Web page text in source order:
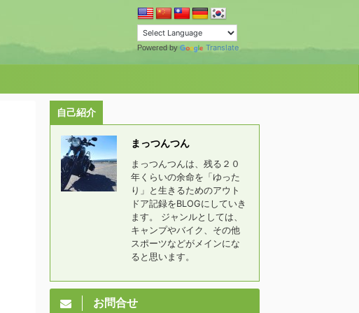
Powered by Translate
自己紹介
まっつんつん
まっつんつんは、残る２０
年くらいの余命を「ゆった
り」と生きるためのアウト
ドア記録をBLOGにしていき
ます。 ジャンルとしては、
キャンプやバイク、その他
スポーツなどがメインにな
ると思います。
お問合せ